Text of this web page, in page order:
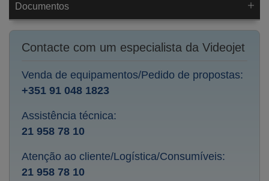
Documentos
Contacte com um especialista da Videojet
Venda de equipamentos/Pedido de propostas:
+351 91 048 1823
Assistência técnica:
21 958 78 10
Atenção ao cliente/Logística/Consumíveis:
21 958 78 10